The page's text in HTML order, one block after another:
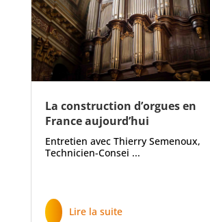
La construction d’orgues en
France aujourd’hui
Entretien avec Thierry Semenoux,
Technicien-Consei ...
Lire la suite